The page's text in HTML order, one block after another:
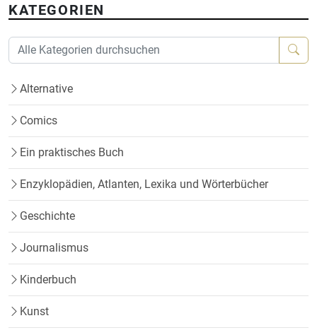
KATEGORIEN
Alternative
Comics
Ein praktisches Buch
Enzyklopädien, Atlanten, Lexika und Wörterbücher
Geschichte
Journalismus
Kinderbuch
Kunst